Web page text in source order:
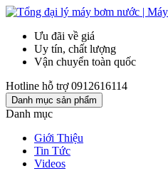
Ưu đãi về giá
Uy tín, chất lượng
Vận chuyển toàn quốc
Hotline hỗ trợ 0912616114
Danh mục sản phẩm
Danh mục
Giới Thiệu
Tin Tức
Videos